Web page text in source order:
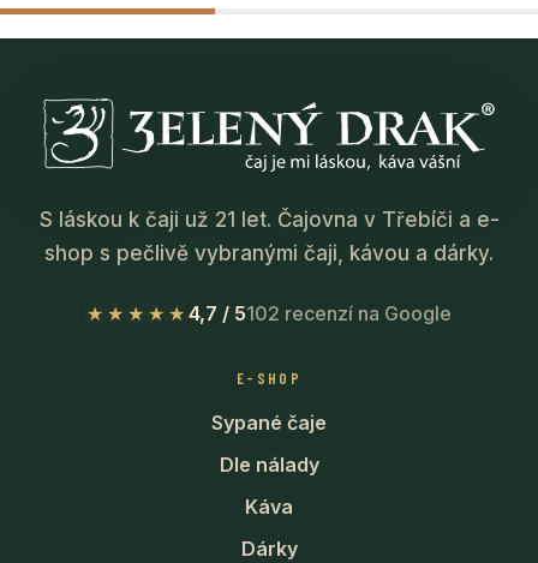
S láskou k čaji už 21 let. Čajovna v Třebíči a e-
shop s pečlivě vybranými čaji, kávou a dárky.
★★★★★ 4,7 / 5102 recenzí na Google
E-SHOP
Sypané čaje
Dle nálady
Káva
Dárky